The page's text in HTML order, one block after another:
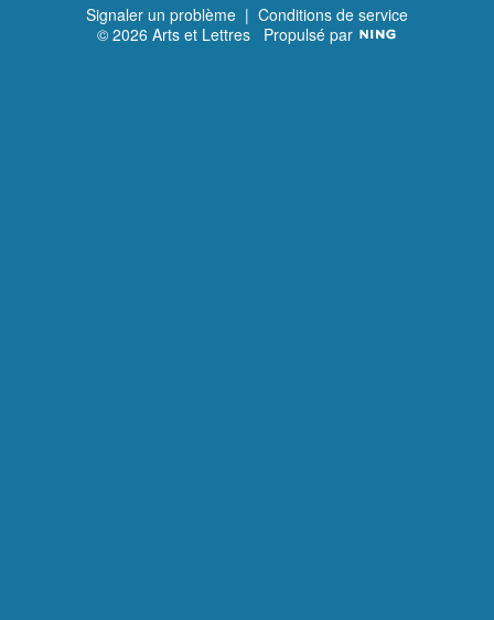
Signaler un problème | Conditions de service
© 2026 Arts et Lettres Propulsé par